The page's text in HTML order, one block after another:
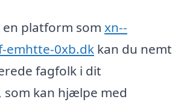
platform som xn--
emhtte-0xb.dk kan du nemt
fagfolk i dit
som kan hjælpe med